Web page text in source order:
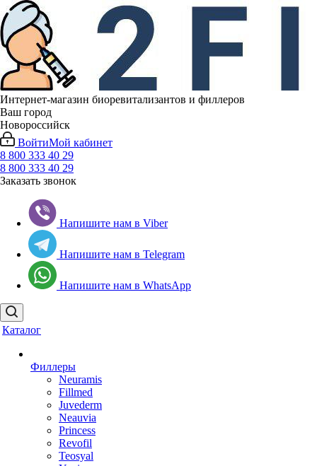
Интернет-магазин биоревитализантов и филлеров
Ваш город
Новороссийск
ВойтиМой кабинет
8 800 333 40 29
8 800 333 40 29
Заказать звонок
Напишите нам в Viber
Напишите нам в Telegram
Напишите нам в WhatsApp
Каталог
Филлеры
Neuramis
Fillmed
Juvederm
Neauvia
Princess
Revofil
Teosyal